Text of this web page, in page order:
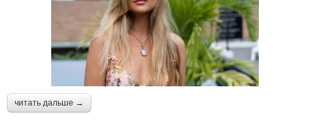
читать дальше →